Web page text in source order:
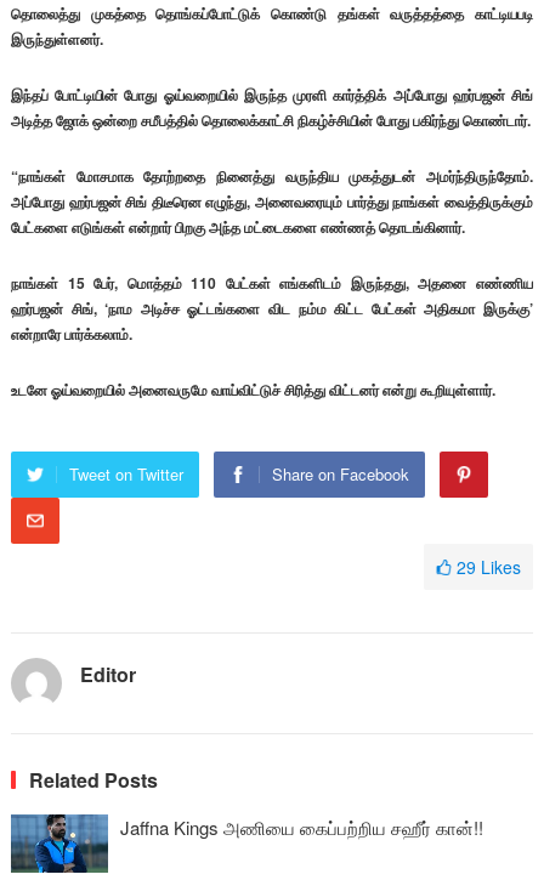
தொலைத்து முகத்தை தொங்கப்போட்டுக் கொண்டு தங்கள் வருத்தத்தை காட்டியபடி
இருந்துள்ளனர்.
இந்தப் போட்டியின் போது ஓய்வறையில் இருந்த முரளி கார்த்திக் அப்போது ஹர்பஜன் சிங்
அடித்த ஜோக் ஒன்றை சமீபத்தில் தொலைக்காட்சி நிகழ்ச்சியின் போது பகிர்ந்து கொண்டார்.
“நாங்கள் மோசமாக தோற்றதை நினைத்து வருந்திய முகத்துடன் அமர்ந்திருந்தோம்.
அப்போது ஹர்பஜன் சிங் திடீரென எழுந்து, அனைவரையும் பார்த்து நாங்கள் வைத்திருக்கும்
பேட்களை எடுங்கள் என்றார் பிறகு அந்த மட்டைகளை எண்ணத் தொடங்கினார்.
நாங்கள் 15 பேர், மொத்தம் 110 பேட்கள் எங்களிடம் இருந்தது, அதனை எண்ணிய
ஹர்பஜன் சிங், ‘நாம அடிச்ச ஓட்டங்களை விட நம்ம கிட்ட பேட்கள் அதிகமா இருக்கு’
என்றாரே பார்க்கலாம்.
உடனே ஓய்வறையில் அனைவருமே வாய்விட்டுச் சிரித்து விட்டனர் என்று கூறியுள்ளார்.
Tweet on Twitter Share on Facebook
29 Likes
Editor
Related Posts
Jaffna Kings அணியை கைப்பற்றிய சஹீர் கான்!!